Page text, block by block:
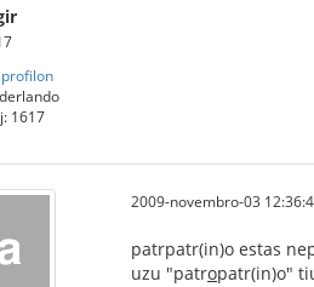
1617
2009-novembro-03
patrpatr(in)o estas
uzu "patropatr(in)o"